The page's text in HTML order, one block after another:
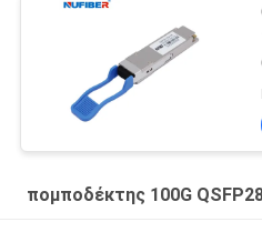
πομποδέκτης 100G